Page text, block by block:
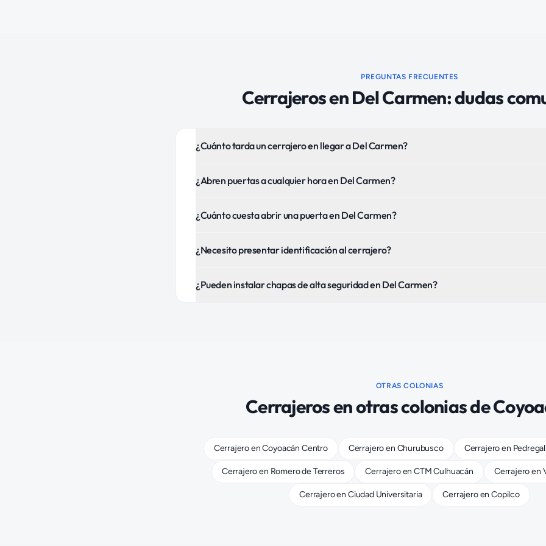
PREGUNTAS FRECUENTES
CerrajerosenDel Carmen: dudas
¿Cuánto tarda un cerrajero en llegar a Del Carmen?
¿Abren puertas a cualquier hora en Del Carmen?
¿Cuánto cuesta abrir una puerta en Del Carmen?
¿Necesito presentar identificación al cerrajero?
¿Pueden instalar chapas de alta seguridad en Del Carmen?
OTRAS COLONIAS
Cerrajerosen otras colonias de
CerrajeroenCoyoacán Centro Cerrajeroen Churubusco Cerrajeroen
Cerrajeroen Romero de Terreros CerrajeroenCTM Culhuacán Cerrajeroen
Cerrajeroen Ciudad Universitaria CerrajeroenCopilco